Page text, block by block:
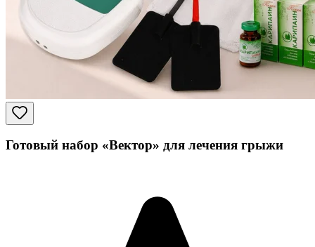
Готовый набор «Вектор» для лечения грыжи